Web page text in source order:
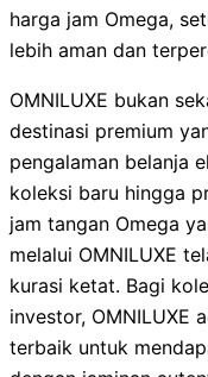
harga jam Omega,
lebih aman dan
OMNILUXE bukan
destinasi premium
pengalaman belanja
koleksi baru hingga
jam tangan Omega
melalui OMNILUXE
kurasi ketat. Bagi
investor, OMNILUXE
terbaik untuk